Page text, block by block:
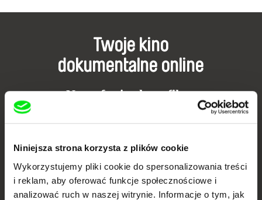
Niniejsza strona korzysta z plików cookie
Wykorzystujemy pliki cookie do spersonalizowania treści
i reklam, aby oferować funkcje społecznościowe i
analizować ruch w naszej witrynie. Informacje o tym, jak
Twoje kino
dokumentalne online
Nowe festiwalowe filmy
Portal DAFilms.pl powstał w wyniku inicjatywy Doc Alliance, kreatywnej
współpracy 7 europejskich festiwali kina dokumentalnego. Naszym celem
jest przesuwać granice filmu dokumentalnego, wspierać jego
różnorodność i promować wartościowe autorskie filmy.
Członkowie Doc Alliance